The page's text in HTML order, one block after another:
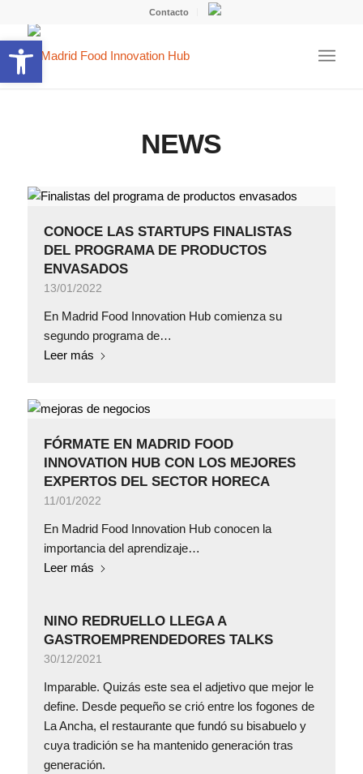
Contacto
NEWS
CONOCE LAS STARTUPS FINALISTAS
DEL PROGRAMA DE PRODUCTOS
ENVASADOS
13/01/2022
En Madrid Food Innovation Hub comienza su
segundo programa de…
Leer más
FÓRMATE EN MADRID FOOD
INNOVATION HUB CON LOS MEJORES
EXPERTOS DEL SECTOR HORECA
11/01/2022
En Madrid Food Innovation Hub conocen la
importancia del aprendizaje…
Leer más
NINO REDRUELLO LLEGA A
GASTROEMPRENDEDORES TALKS
30/12/2021
Imparable. Quizás este sea el adjetivo que mejor le
define. Desde pequeño se crió entre los fogones de
La Ancha, el restaurante que fundó su bisabuelo y
cuya tradición se ha mantenido generación tras
generación.
Abrir barra de herramientas